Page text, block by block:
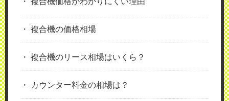
複合機の価格相場
複合機のリース相場はいくら？
カウンター料金の相場は？